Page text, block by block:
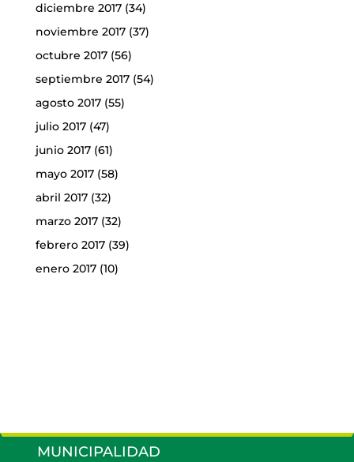
diciembre 2017(34)
noviembre 2017(37)
octubre 2017(56)
septiembre 2017(54)
agosto 2017(55)
julio 2017(47)
junio 2017(61)
mayo 2017(58)
abril 2017(32)
marzo 2017(32)
febrero 2017(39)
enero 2017(10)
MUNICIPALIDAD